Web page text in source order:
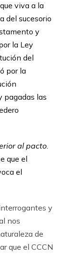
viva a la
del sucesorio
y
la Ley
del
por la
pagadas las
al pacto.
que el
el
y
nos
de
que el CCCN